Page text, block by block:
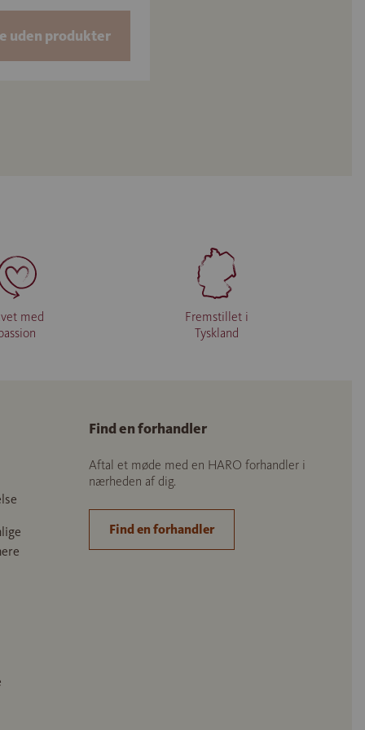
uden produkter
med
Fremstillet i
Tyskland
Find en forhandler
Aftal et møde med en HARO forhandler i
nærheden af dig.
Find en forhandler